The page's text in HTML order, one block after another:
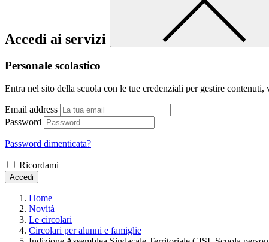
Accedi ai servizi
Personale scolastico
Entra nel sito della scuola con le tue credenziali per gestire
Email address
Password
Password dimenticata?
Ricordami
Accedi
Home
Novità
Le circolari
Circolari per alunni e famiglie